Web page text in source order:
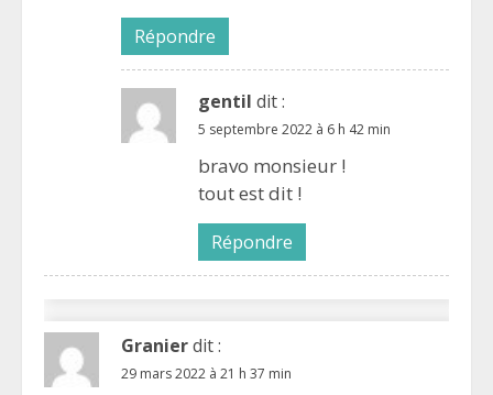
Répondre
gentil dit :
5 septembre 2022 à 6 h 42 min
bravo monsieur !
tout est dit !
Répondre
Granierdit :
29 mars 2022 à 21 h 37 min